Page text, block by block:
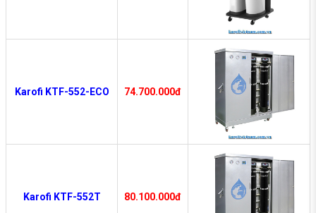
Karofi KTF-552-ECO 74.700.000đ
Karofi KTF-552T 80.100.000đ